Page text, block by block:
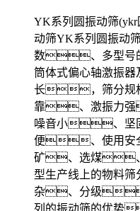
YK系列圆振动筛
动筛YK系列圆振动
数、多型号
筒体式偏心轴激振
长，筛分规
靠、激振力
噪音小、坚
便、使用安
矿、选煤
型生产线上的物
杂、分级
列的振动筛的优势